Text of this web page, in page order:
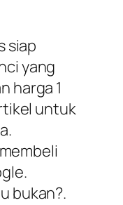
siap
yang
harga 1
untuk
bukan?.